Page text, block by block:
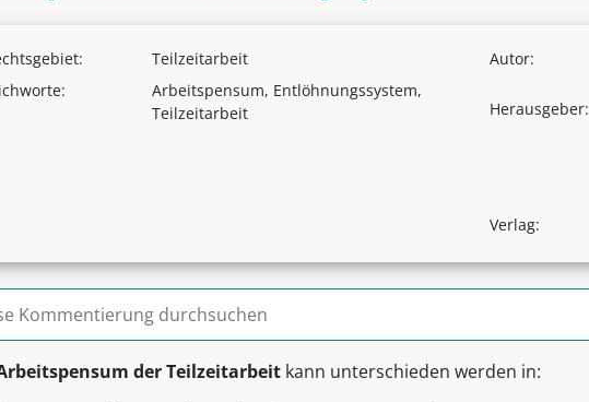
Teilzeitarbeit
Arbeitspensum, Entlöhnungssystem,
Teilzeitarbeit
Autor:
Herausgeber:
Verlag:
der Teilzeitarbeit kann unterschieden werden in: